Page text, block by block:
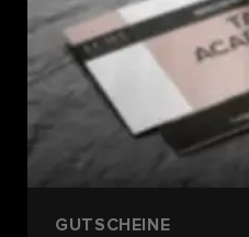
GUTSCHEINE